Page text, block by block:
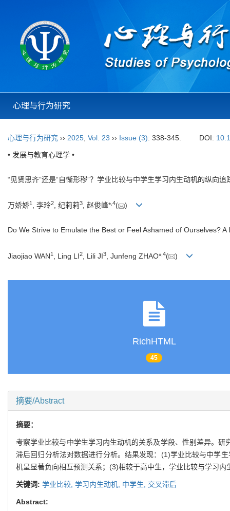
心理与行为研究
心理与行为研究 ›› 2025 Vol. 23 ›› Issue (3): 338-345. DOI:
• 发展与教育心理学 •
“见贤思齐”还是“自惭形秽”？学业比较与中学生学习内生动机的纵向追
万娇娇1 , 李玲2, 纪莉莉3, 赵俊峰* 4( )
Do We Strive to Emulate the Best or Feel Ashamed of Ourselves?
Jiaojiao WAN1 , Ling LI2 , Lili JI3 , Junfeng ZHAO* 4( )
RichHTML
45
摘要/Abstract
摘要：
考察学业比较与中学生学习内生动机的关系及学段、性别差异。
滞后回归分析法对数据进行分析。结果发现：(1)学业比较与中学
机呈显著负向相互预测关系；(3)相较于高中生，学业比较与学习
关键词: 学业比较, 学习内生动机, 中学生, 交叉滞后
Abstract: